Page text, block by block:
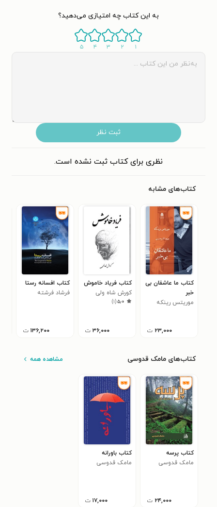
به این کتاب چه امتیازی می‌دهید؟
۱ ۲ ۳ ۴ ۵
ثبت نظر
نظری برای کتاب ثبت نشده است.
کتاب‌های مشابه
کتاب ما عاشقان بی
خبر
موریتس رینکه
۲۳,۰۰۰ ت
کتاب فریاد خاموش
کورش شاه ولی
۵٫۰(۱)
۳۶,۰۰۰ ت
کتاب افسانه رستا
فرشاد فرشته
۱۳۶,۲۰۰ ت
کتاب‌های مامک قدوسی مشاهده همه
کتاب پرسه
مامک قدوسی
۲۴,۰۰۰ ت
کتاب باورانه
مامک قدوسی
۱۷,۰۰۰ ت